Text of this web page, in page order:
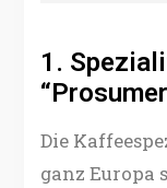
1.
Die
ganz Europa